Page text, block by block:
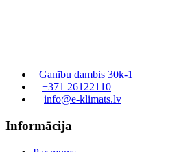
Ganību dambis 30k-1
+371 26122110
info@e-klimats.lv
Informācija